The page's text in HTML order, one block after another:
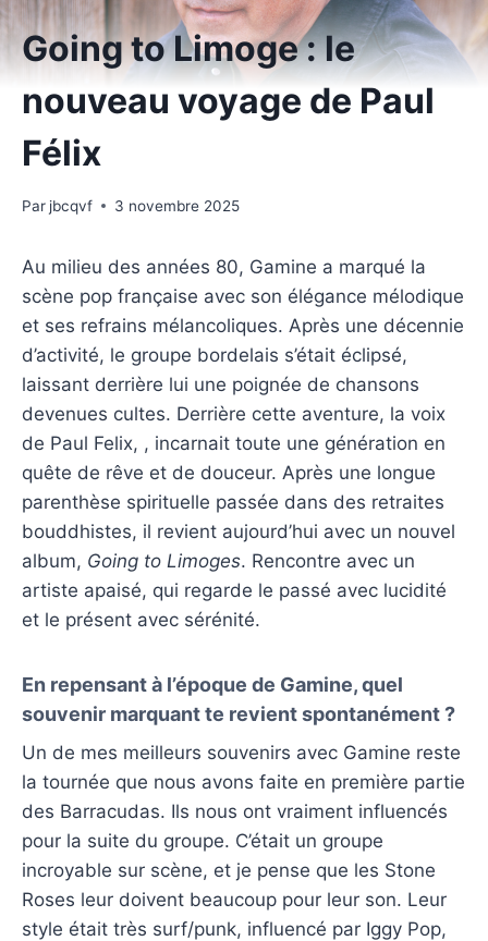
Going to Limoge : le
nouveau voyage de Paul
Félix
Par jbcqvf 3 novembre 2025
Au milieu des années 80, Gamine a marqué la
scène pop française avec son élégance mélodique
et ses refrains mélancoliques. Après une décennie
d’activité, le groupe bordelais s’était éclipsé,
laissant derrière lui une poignée de chansons
devenues cultes. Derrière cette aventure, la voix
de Paul Felix, , incarnait toute une génération en
quête de rêve et de douceur. Après une longue
parenthèse spirituelle passée dans des retraites
bouddhistes, il revient aujourd’hui avec un nouvel
album, Going to Limoges. Rencontre avec un
artiste apaisé, qui regarde le passé avec lucidité
et le présent avec sérénité.
En repensant à l’époque de Gamine, quel
souvenir marquant te revient spontanément ?
Un de mes meilleurs souvenirs avec Gamine reste
la tournée que nous avons faite en première partie
des Barracudas. Ils nous ont vraiment influencés
pour la suite du groupe. C’était un groupe
incroyable sur scène, et je pense que les Stone
Roses leur doivent beaucoup pour leur son. Leur
style était très surf/punk, influencé par Iggy Pop,